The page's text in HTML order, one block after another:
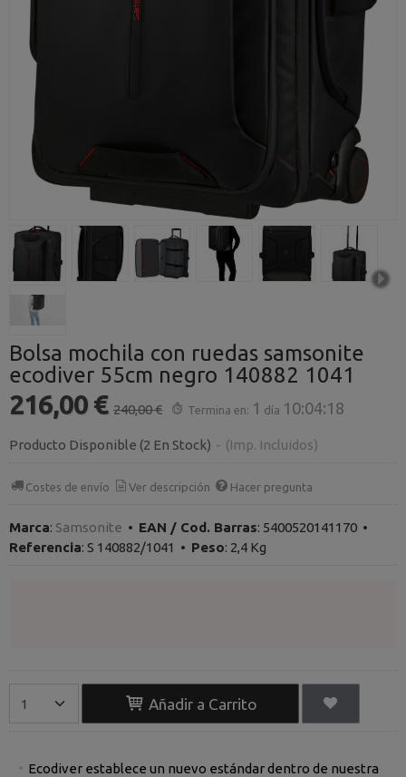
Bolsa mochila con ruedas samsonite
ecodiver 55cm negro 140882 1041
216,00 € 240,00 € Termina en: 1 día 10:04:17
Producto Disponible (2 En Stock) - (Imp. Incluidos)
Costes de envío Ver descripción Hacer pregunta
Marca: Samsonite • EAN / Cod. Barras: 5400520141170 •
Referencia: S 140882/1041 • Peso: 2,4 Kg
Añadir a Carrito
Ecodiver establece un nuevo estándar dentro de nuestra